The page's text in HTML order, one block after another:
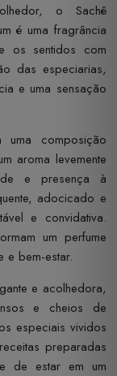
o Sachê
é uma fragrância
os sentidos com
das especiarias,
e uma sensação
composição
aroma levemente
e presença à
adocicado e
e convidativa.
um perfume
e bem-estar.
e acolhedora,
e cheios de
especiais vividos
preparadas
de estar em um